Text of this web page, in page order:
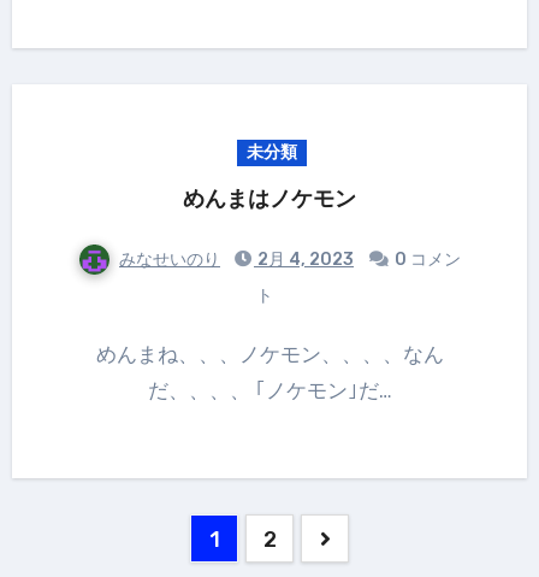
未分類
めんまはノケモン
みなせいのり 2月 4, 2023
0 コメン
ト
めんまね、、、ノケモン、、、、なん
だ、、、、 ｢ノケモン｣だ…
1 2